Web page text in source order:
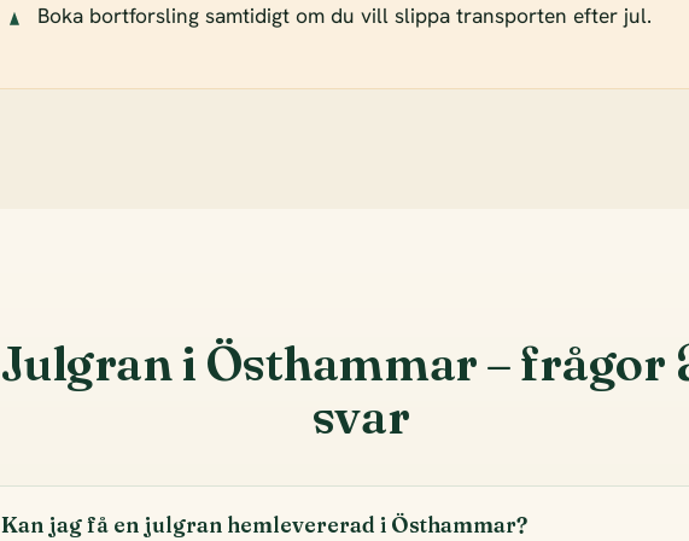
Boka bortforsling samtidigt om du vill slippa transporten efter jul.
Julgran i Östhammar – frågor
svar
Kan jag få en julgran hemlevererad i Östhammar?